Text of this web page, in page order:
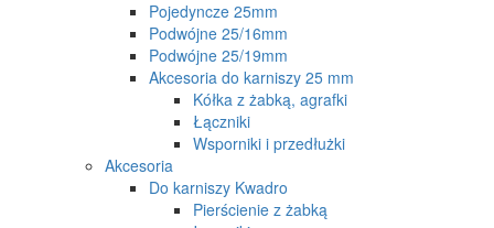
Pojedyncze 25mm
Podwójne 25/16mm
Podwójne 25/19mm
Akcesoria do karniszy 25 mm
Kółka z żabką, agrafki
Łączniki
Wsporniki i przedłużki
Akcesoria
Do karniszy Kwadro
Pierścienie z żabką